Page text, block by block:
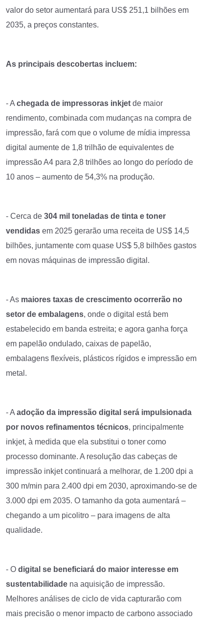
valor do setor aumentará para US$ 251,1 bilhões em
2035, a preços constantes.
As principais descobertas incluem:
- A chegada de impressoras inkjet de maior
rendimento, combinada com mudanças na compra de
impressão, fará com que o volume de mídia impressa
digital aumente de 1,8 trilhão de equivalentes de
impressão A4 para 2,8 trilhões ao longo do período de
10 anos – aumento de 54,3% na produção.
- Cerca de 304 mil toneladas de tinta e toner
vendidas em 2025 gerarão uma receita de US$ 14,5
bilhões, juntamente com quase US$ 5,8 bilhões gastos
em novas máquinas de impressão digital.
- As maiores taxas de crescimento ocorrerão no
setor de embalagens, onde o digital está bem
estabelecido em banda estreita; e agora ganha força
em papelão ondulado, caixas de papelão,
embalagens flexíveis, plásticos rígidos e impressão em
metal.
- A adoção da impressão digital será impulsionada
por novos refinamentos técnicos, principalmente
inkjet, à medida que ela substitui o toner como
processo dominante. A resolução das cabeças de
impressão inkjet continuará a melhorar, de 1.200 dpi a
300 m/min para 2.400 dpi em 2030, aproximando-se de
3.000 dpi em 2035. O tamanho da gota aumentará –
chegando a um picolitro – para imagens de alta
qualidade.
- O digital se beneficiará do maior interesse em
sustentabilidade na aquisição de impressão.
Melhores análises de ciclo de vida capturarão com
mais precisão o menor impacto de carbono associado